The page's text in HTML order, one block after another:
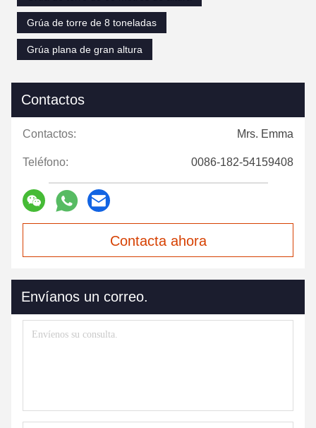
Grúa de torre de 8 toneladas
Grúa plana de gran altura
Contactos
Contactos: Mrs. Emma
Teléfono: 0086-182-54159408
Contacta ahora
Envíanos un correo.